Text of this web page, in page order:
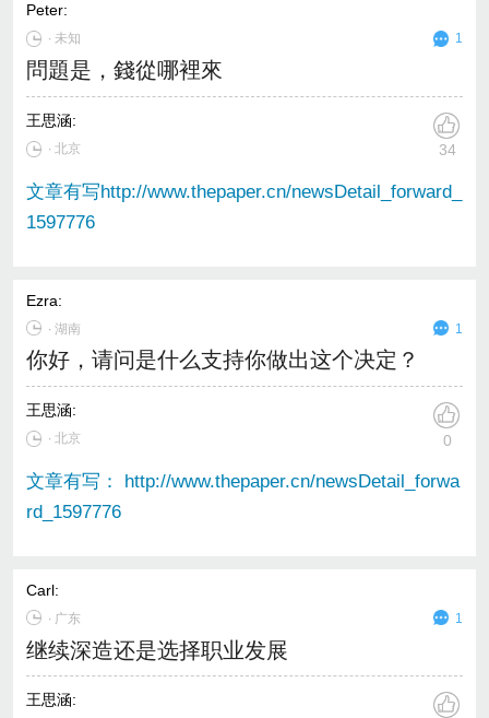
Peter:
∙ 未知 1
問題是，錢從哪裡來
王思涵:
∙ 北京 34
文章有写http://www.thepaper.cn/newsDetail_forward_
1597776
Ezra:
∙湖南 1
你好，请问是什么支持你做出这个决定？
王思涵:
∙ 北京 0
文章有写： http://www.thepaper.cn/newsDetail_forwa
rd_1597776
Carl:
∙ 广东 1
继续深造还是选择职业发展
王思涵: